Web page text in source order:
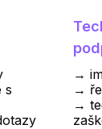
s
→
→
→